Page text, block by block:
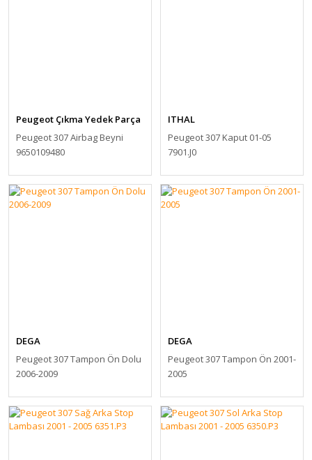
Peugeot Çıkma Yedek Parça
Peugeot 307 Airbag Beyni
9650109480
ITHAL
Peugeot 307 Kaput 01-05
7901.J0
DEGA
Peugeot 307 Tampon Ön Dolu
2006-2009
DEGA
Peugeot 307 Tampon Ön 2001-
2005